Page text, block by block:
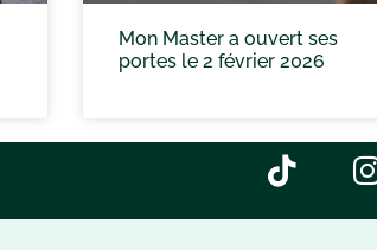
Mon Master a ouvert ses
portes le 2 février 2026